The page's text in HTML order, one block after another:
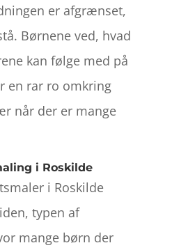
er afgrænset,
Børnene ved, hvad
kan følge med på
en rar ro omkring
når der er mange
i Roskilde
i Roskilde
typen af
mange børn der